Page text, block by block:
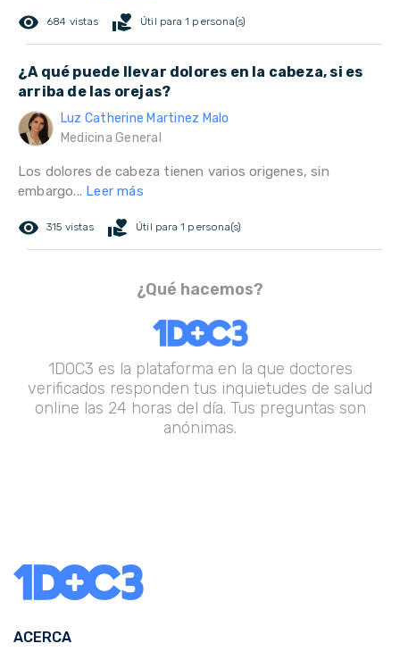
remove_red_eye 684 vistas volunteer_activism Útil para 1 persona(s)
¿A qué puede llevar dolores en la cabeza, si es
arriba de las orejas?
Luz Catherine Martinez Malo
Medicina General
Los dolores de cabeza tienen varios origenes, sin
embargo... Leer más
remove_red_eye 315 vistas volunteer_activism Útil para 1 persona(s)
¿Qué hacemos?
1DOC3 es la plataforma en la que doctores
verificados responden tus inquietudes de salud
online las 24 horas del día. Tus preguntas son
anónimas.
ACERCA